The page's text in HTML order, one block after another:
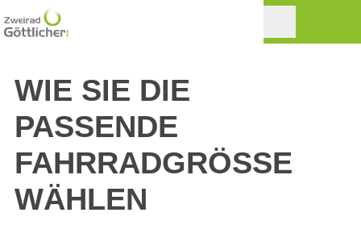
WIE SIE DIE
PASSENDE
FAHRRADGRÖSSE W
ÄHLEN